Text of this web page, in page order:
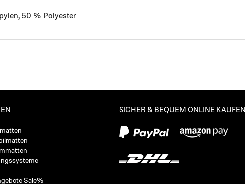
50 % Polyester
Sale%
SICHER & BEQUEM ONLINE KAUFEN